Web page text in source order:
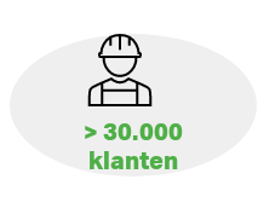
> 30.000
klanten